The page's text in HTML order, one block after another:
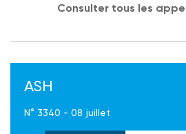
Consulter tous les
ASH
N° 3340 - 08 juillet